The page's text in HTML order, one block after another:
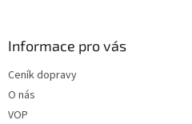
Informace pro vás
Ceník dopravy
O nás
VOP